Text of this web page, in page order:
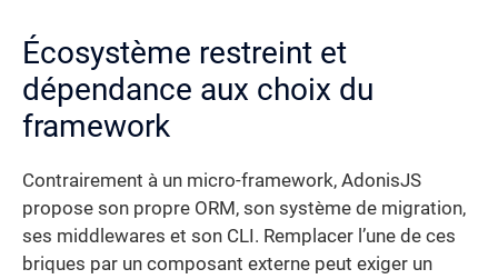
Écosystème restreint et
dépendance aux choix du
framework
Contrairement à un micro-framework, AdonisJS
propose son propre ORM, son système de migration,
ses middlewares et son CLI. Remplacer l’une de ces
briques par un composant externe peut exiger un